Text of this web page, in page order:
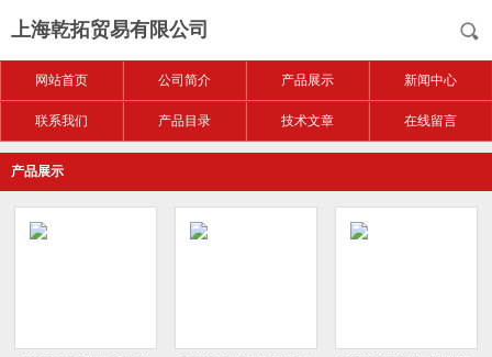
上海乾拓贸易有限公司
网站首页 公司简介 产品展示 新闻中心
联系我们 产品目录 技术文章 在线留言
产品展示